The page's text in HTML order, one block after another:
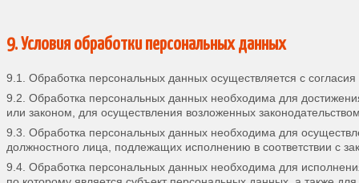
9. Условия обработки персональных данных
9.1. Обработка персональных данных осуществляется с
9.2. Обработка персональных данных необходима для
или законом, для осуществления возложенных
9.3. Обработка персональных данных необходима для
должностного лица, подлежащих исполнению в соответствии с
9.4. Обработка персональных данных необходима для